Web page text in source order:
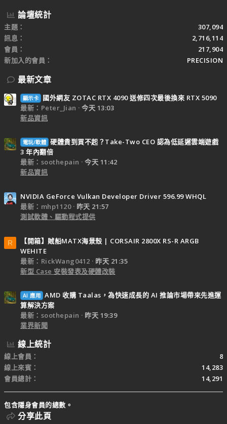
論壇統計
主題
307,094
訊息
2,716,114
會員
217,904
新加入的會員
PRECISION
最新文章
顯示卡
國外網友 ZOTAC RTX 4090 送修四次最後換來 RTX 5090
最新：Peter_Jian
今天 13:03
新品資訊
電玩/軟體 硬體貴到買不起？Take-Two CEO 認為低延遲雲端遊戲
3 年內翻倍
最新：soothepain
今天 11:42
新品資訊
NVIDIA GeForce Vulkan Developer Driver 596.99 WHQL
最新：mhp1120
昨天 21:57
測試軟體、驅動程式提供
R
【開箱】賊船MATX海景殼 | CORSAIR 2800X RS-R ARGB
WEHITE
最新：RickWang0412
昨天 21:35
新型 Case 安裝發表及硬體改裝
AI 應用 AMD 收購 Taalas，為快速成長的 AI 推論市場帶來先進運
算解決方案
最新：soothepain
昨天 19:39
業界新聞
線上統計
線上會員
8
線上來賓
14,283
會員總計
14,291
包含隱身會員的總數。
分享此頁